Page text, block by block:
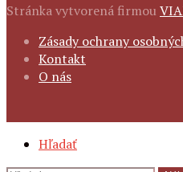
Stránka vytvorená firmou
FOOTER
NAVIGATION
Zásady ochrany
Kontakt
O nás
SECONDARY
Hľadať